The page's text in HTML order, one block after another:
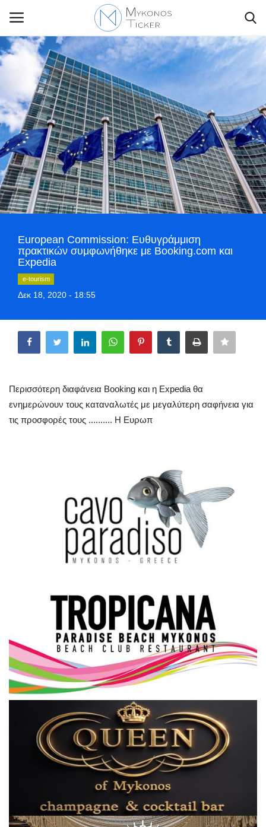
Contact Us
Politique
Business
Travel
World
Greece
Style Adorés
Arts & Culture
Sport
Science & Tech
Σεβασμιώτατος Δωρόθεος Β’
Cost Of Living Crisis
Opinion + Analysis
L’Art des Sens
Local Elections 2023
Elections 2023
European Commission: Ευθυγράμμιση
πρακτικών συμφωνήθηκε με Booking.com και
Expedia
e-tourism
Δεκ 18, 2020 - 18:55
Περισσότερη διαφάνεια Booking και η Expedia θα
ενημερώνουν τους καταναλωτές με μεγαλύτερη σαφήνεια για
τις προσφορές τους .......... Η Ευρωπ